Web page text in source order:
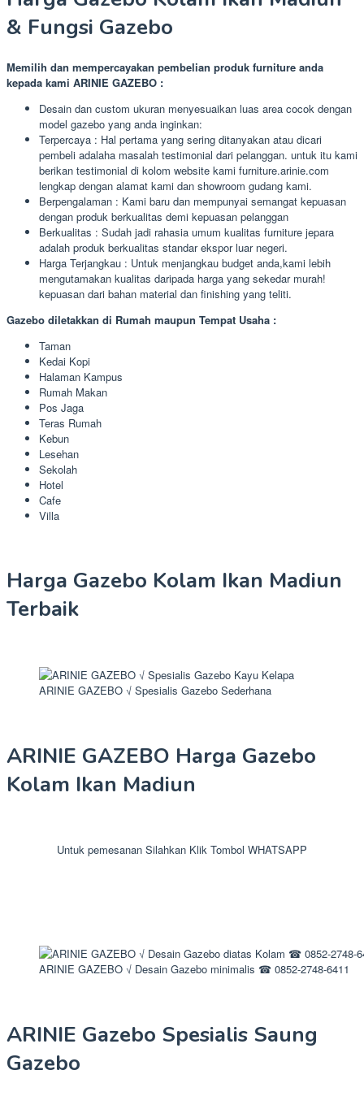
& Fungsi Gazebo
Memilih dan mempercayakan pembelian produk furniture anda
kepada kami ARINIE GAZEBO :
Desain dan custom ukuran menyesuaikan luas area cocok dengan
model gazebo yang anda inginkan:
Terpercaya : Hal pertama yang sering ditanyakan atau dicari
pembeli adalaha masalah testimonial dari pelanggan. untuk itu kami
berikan testimonial di kolom website kami furniture.arinie.com
lengkap dengan alamat kami dan showroom gudang kami.
Berpengalaman : Kami baru dan mempunyai semangat kepuasan
dengan produk berkualitas demi kepuasan pelanggan
Berkualitas : Sudah jadi rahasia umum kualitas furniture jepara
adalah produk berkualitas standar ekspor luar negeri.
Harga Terjangkau : Untuk menjangkau budget anda,kami lebih
mengutamakan kualitas daripada harga yang sekedar murah!
kepuasan dari bahan material dan finishing yang teliti.
Gazebo diletakkan di Rumah maupun Tempat Usaha :
Taman
Kedai Kopi
Halaman Kampus
Rumah Makan
Pos Jaga
Teras Rumah
Kebun
Lesehan
Sekolah
Hotel
Cafe
Villa
Harga Gazebo Kolam Ikan Madiun
Terbaik
ARINIE GAZEBO √ Spesialis Gazebo Sederhana
ARINIE GAZEBO Harga Gazebo
Kolam Ikan Madiun
Untuk pemesanan Silahkan Klik Tombol WHATSAPP
ARINIE GAZEBO √ Desain Gazebo minimalis ☎ 0852-2748-6411
ARINIE Gazebo Spesialis Saung
Gazebo